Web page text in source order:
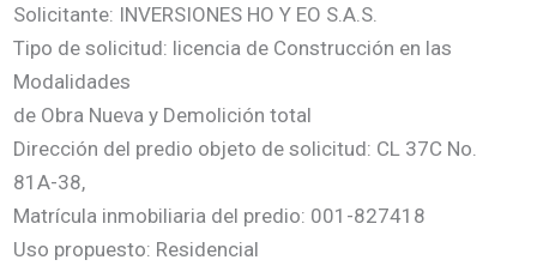
Solicitante: INVERSIONES HO Y EO S.A.S.
Tipo de solicitud: licencia de Construcción en las
Modalidades
de Obra Nueva y Demolición total
Dirección del predio objeto de solicitud: CL 37C No.
81A-38,
Matrícula inmobiliaria del predio: 001-827418
Uso propuesto: Residencial